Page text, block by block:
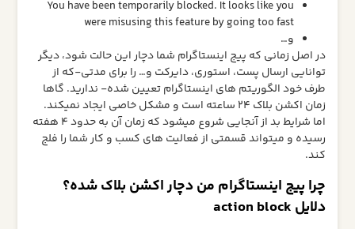
You have been temporarily blocked. It looks like you
were misusing this feature by going too fast
و…
در اصل زمانی که پیج اینستاگرام شما دچار این حالت شود، دیگر
توانایی ارسال پست، استوری، دایرکت و… را برای مدتی-که از
طرف خود الگوریتم های اینستاگرام تعیین شده- ندارید. گاها
زمان اکشن بلاک 24 ساعته است و مشکل خاصی ایجاد نمیکند.
اما شرایط بد از آنجایی شروع میشود که زمان آن به حدود 4 هفته
رسیده و میتواند قسمتی از فعالیت های کسب و کار شما را فلج
کند.
چرا پیج اینستاگرام من دچار اکشن بلاک شده؟
دلایل action block